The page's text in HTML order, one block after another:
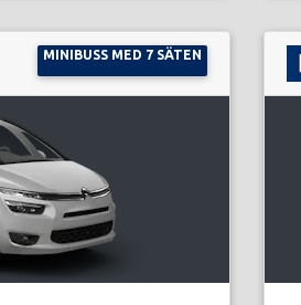
MINIBUSS MED 7 SÄTEN